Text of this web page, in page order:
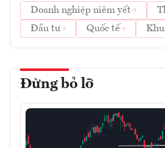
Doanh nghiệp niêm yết
Đầu tư
Quốc tế
Đừng bỏ lỡ